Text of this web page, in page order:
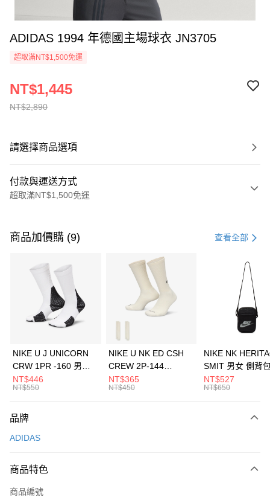
ADIDAS 1994 年德國主場球衣 JN3705
超取滿NT$1,500免運
NT$2,890
NT$1,445
請選擇商品選項
付款與運送方式
超取滿NT$1,500免運
信用卡一次付款
3 期 0 利率 每期 21家銀行
合作金庫商業銀行
第一商業銀行
華南商業銀行
彰化商業銀行
上海商業儲蓄銀行
元大商業銀行
台灣樂天信用卡公司
Apple Pay
全盈+PAY
AFTEE先享後付
【關於「AFTEE先享後付」】
便利好安心！
３．安心：先確認商品／服務後，再付款。
【「AFTEE先享後付」結帳流程】
運送方式
每筆NT$100，滿NT$1,500(含以上)免運費
宅配
商品加價購 (9) 查看全部
NIKE U J UNICORN
CRW 1PR -160 男女
中統襪 FZ3393100
NT$446
NT$550
NIKE U NK ED CSH
CREW 2P-144
EMBRDY 男女 短統襪
FZ3073133
NT$365
NT$450
NIKE NK
SMIT 男女 側背
BA5871010
NT$527
NT$650
品牌
ADIDAS
商品特色
商品編號